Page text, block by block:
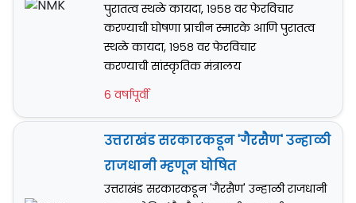
पुरातत्व स्थळे कायदा, १९५८ वर फेरविचार
करण्याची घोषणा प्राचीन स्मारके आणि पुरातत्व
स्थळे कायदा, १९५८ वर फेरविचार
करण्याची सांस्कृतिक मंत्रालय
6 वर्षापूर्वी
उत्तराखंड सरकारकडून 'गैरसैण' उन्हाळी
राजधानी म्हणून घोषित
उत्तराखंड सरकारकडून 'गैरसैण' उन्हाळी राजधानी